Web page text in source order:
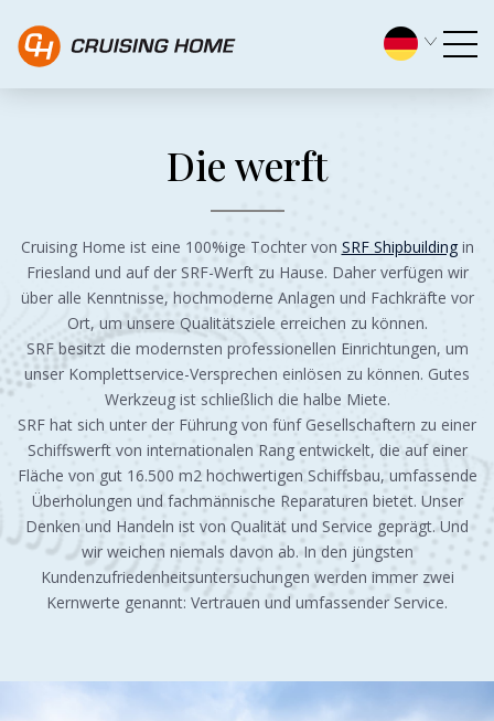
Die werft - Cruising Home
Die werft
Cruising Home ist eine 100%ige Tochter von SRF Shipbuildingin
Friesland und auf der SRF-Werft zu Hause. Daher verfügen wir
über alle Kenntnisse, hochmoderne Anlagen und Fachkräfte vor
Ort, um unsere Qualitätsziele erreichen zu können.
SRF besitzt die modernsten professionellen Einrichtungen, um
unser Komplettservice-Versprechen einlösen zu können. Gutes
Werkzeug ist schließlich die halbe Miete.
SRF hat sich unter der Führung von fünf Gesellschaftern zu einer
Schiffswerft von internationalen Rang entwickelt, die auf einer
Fläche von gut 16.500 m2 hochwertigen Schiffsbau, umfassende
Überholungen und fachmännische Reparaturen bietet. Unser
Denken und Handeln ist von Qualität und Service geprägt. Und
wir weichen niemals davon ab. In den jüngsten
Kundenzufriedenheitsuntersuchungen werden immer zwei
Kernwerte genannt: Vertrauen und umfassender Service.